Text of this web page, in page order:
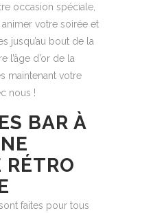
occasion spéciale,
votre soirée et
jusqu’au bout de la
l’âge d’or de la
maintenant votre
nous !
BAR À
faites pour tous